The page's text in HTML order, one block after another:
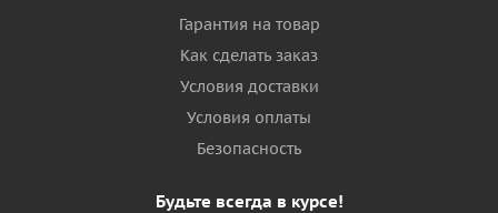
Гарантия на товар
Как сделать заказ
Условия доставки
Условия оплаты
Безопасность
Будьте всегда в курсе!